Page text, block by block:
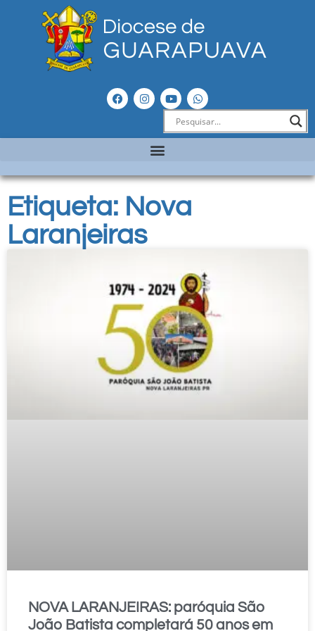
Etiqueta: Nova
Laranjeiras
NOVA LARANJEIRAS: paróquia São
João Batista completará 50 anos em